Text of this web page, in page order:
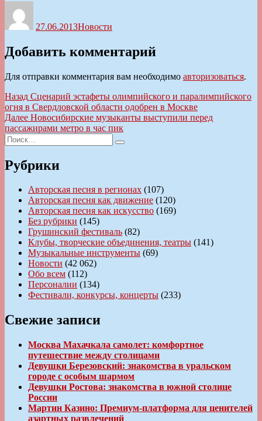
27.06.2013Новости
Добавить комментарий
Для отправки комментария вам необходимо авторизоваться.
Навигация
по
записям
Назад Предыдущая
запись:
Сценарий эстафеты олимпийского и паралимпийского
огня в Свердловской области одобрен в Москве
Далее Следующая
запись:
Новосибирские музыканты выступили перед
пассажирами метро в час пик
Искать:
Поиск
Рубрики
Авторская песня в регионах (107)
Авторская песня как движение (120)
Авторская песня как искусство (169)
Без рубрики (145)
Грушинский фестиваль (82)
Клубы, творческие объединения, театры (141)
Музыкальные инструменты (69)
Новости (42 062)
Обо всем (112)
Персоналии (134)
Фестивали, конкурсы, концерты (233)
Свежие записи
Москва Махачкала самолет: комфортное
путешествие между столицами
Девушки Березовский: знакомства в уральском
городе с особым шармом
Девушки Ростова: знакомства в южной столице
России
Мартин Казино: Премиум-платформа для ценителей
азартных развлечений